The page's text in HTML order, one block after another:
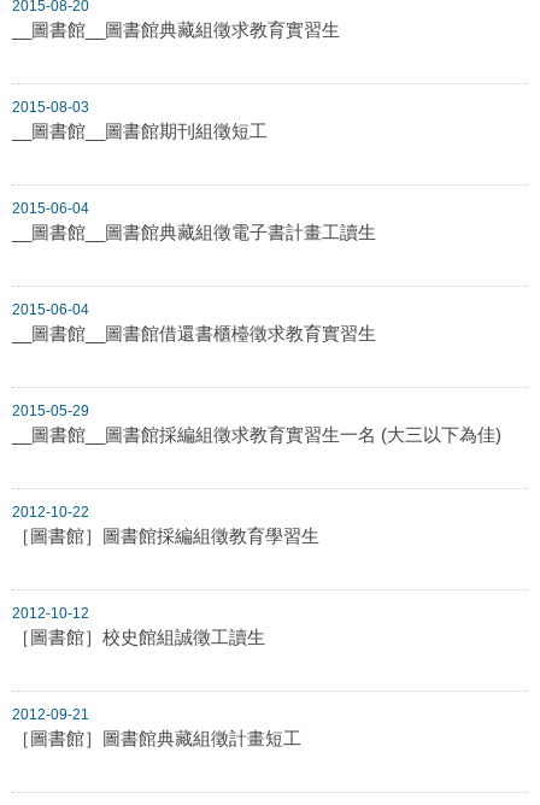
2015-08-20
__圖書館__圖書館典藏組徵求教育實習生
2015-08-03
__圖書館__圖書館期刊組徵短工
2015-06-04
__圖書館__圖書館典藏組徵電子書計畫工讀生
2015-06-04
__圖書館__圖書館借還書櫃檯徵求教育實習生
2015-05-29
__圖書館__圖書館採編組徵求教育實習生一名 (大三以下為佳)
2012-10-22
［圖書館］圖書館採編組徵教育學習生
2012-10-12
［圖書館］校史館組誠徵工讀生
2012-09-21
［圖書館］圖書館典藏組徵計畫短工